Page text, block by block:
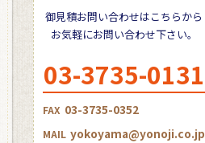
御見積お問い合わせはこちらから
お気軽にお問い合わせ下さい。
03-3735-0131
FAX 03-3735-0352
MAIL yokoyama@yonoji.co.jp